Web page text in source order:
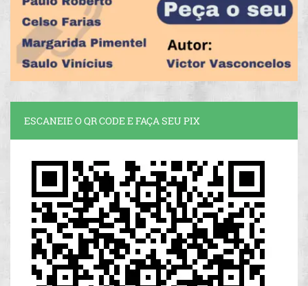
ESCANEIE O QR CODE E FAÇA SEU PIX